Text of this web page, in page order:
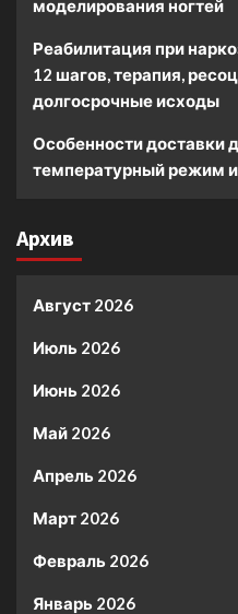
моделирования ногтей
Реабилитация при
12 шагов, терапия,
долгосрочные исходы
Особенности доставки
температурный режим
Архив
Август 2026
Июль 2026
Июнь 2026
Май 2026
Апрель 2026
Март 2026
Февраль 2026
Январь 2026